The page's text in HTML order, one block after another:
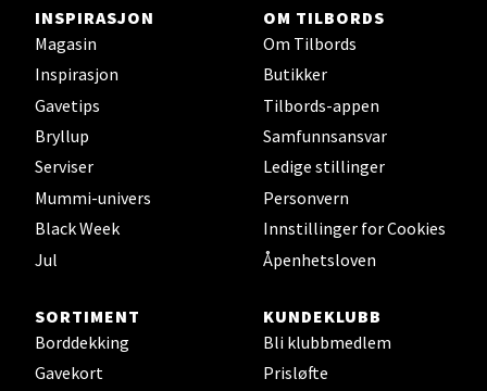
INSPIRASJON
Magasin
Inspirasjon
Gavetips
Bryllup
Serviser
Mummi-univers
Black Week
Jul
OM TILBORDS
Om Tilbords
Butikker
Tilbords-appen
Samfunnsansvar
Ledige stillinger
Personvern
Innstillinger for Cookies
Åpenhetsloven
SORTIMENT
Borddekking
Gavekort
KUNDEKLUBB
Bli klubbmedlem
Prisløfte
Jessheim - Thon Senter
Jessheim
2 i butikk